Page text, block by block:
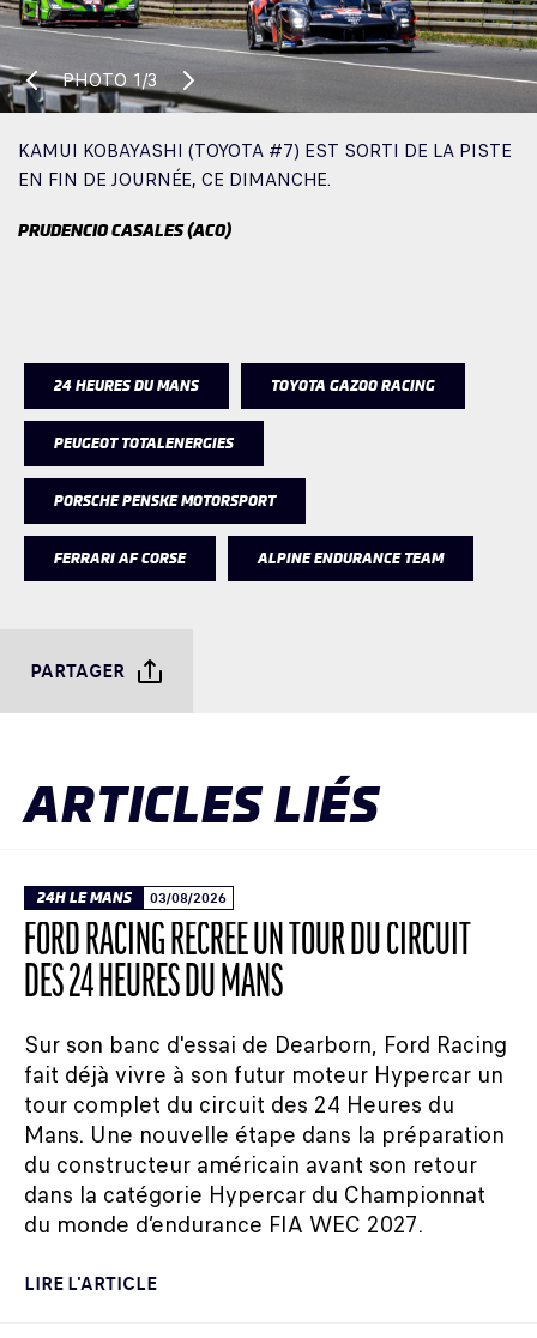
PHOTO1/3
KAMUI KOBAYASHI (TOYOTA #7) EST SORTI DE LA PISTE
EN FIN DE JOURNÉE, CE DIMANCHE.
PRUDENCIO CASALES (ACO)
24 HEURES DU MANS TOYOTA GAZOO RACING
PEUGEOT TOTALENERGIES
PORSCHE PENSKE MOTORSPORT
FERRARI AF CORSE ALPINE ENDURANCE TEAM
PARTAGER
ARTICLES LIÉS
24H LE MANS 03/08/2026
FORD RACING RECRÉE UN TOUR DU CIRCUIT
DES 24 HEURES DU MANS
Sur son banc d'essai de Dearborn, Ford Racing
fait déjà vivre à son futur moteur Hypercar un
tour complet du circuit des 24 Heures du
Mans. Une nouvelle étape dans la préparation
du constructeur américain avant son retour
dans la catégorie Hypercar du Championnat
du monde d’endurance FIA WEC 2027.
LIRE L'ARTICLE